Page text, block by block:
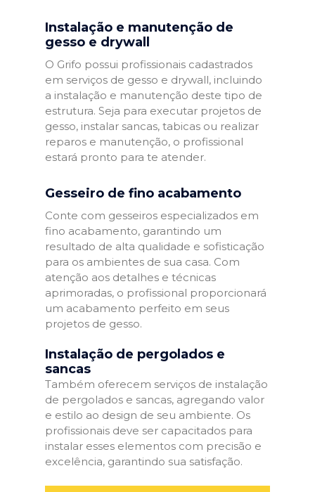
Instalação e manutenção de
gesso e drywall
O Grifo possui profissionais cadastrados
em serviços de gesso e drywall, incluindo
a instalação e manutenção deste tipo de
estrutura. Seja para executar projetos de
gesso, instalar sancas, tabicas ou realizar
reparos e manutenção, o profissional
estará pronto para te atender.
Gesseiro de fino acabamento
Conte com gesseiros especializados em
fino acabamento, garantindo um
resultado de alta qualidade e sofisticação
para os ambientes de sua casa. Com
atenção aos detalhes e técnicas
aprimoradas, o profissional proporcionará
um acabamento perfeito em seus
projetos de gesso.
Instalação de pergolados e
sancas
Também oferecem serviços de instalação
de pergolados e sancas, agregando valor
e estilo ao design de seu ambiente. Os
profissionais deve ser capacitados para
instalar esses elementos com precisão e
excelência, garantindo sua satisfação.